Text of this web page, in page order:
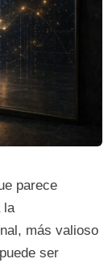
parece
la
más valioso
ser